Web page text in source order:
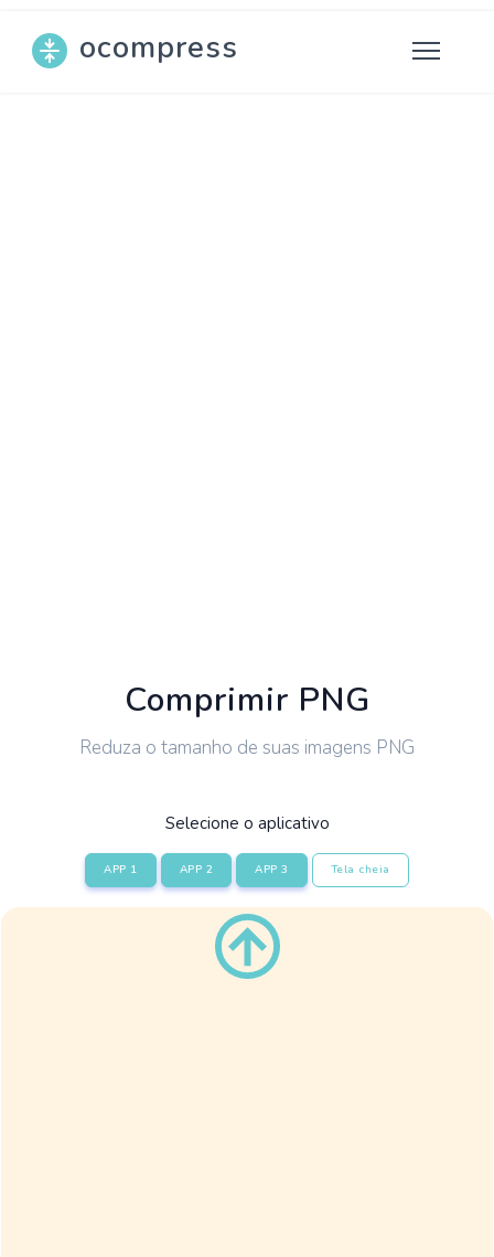
ocompress
Comprimir PNG
Reduza o tamanho de suas imagens PNG
Selecione o aplicativo
APP 1 APP 2 APP 3 Tela cheia